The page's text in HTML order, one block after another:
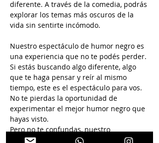
diferente. A través de la comedia, podrás
explorar los temas más oscuros de la
vida sin sentirte incómodo.
Nuestro espectáculo de humor negro es
una experiencia que no te podés perder.
Si estás buscando algo diferente, algo
que te haga pensar y reír al mismo
tiempo, este es el espectáculo para vos.
No te pierdas la oportunidad de
experimentar el mejor humor negro que
hayas visto.
Pero no te confundas, nuestro
espectáculo no es para aquellos que se